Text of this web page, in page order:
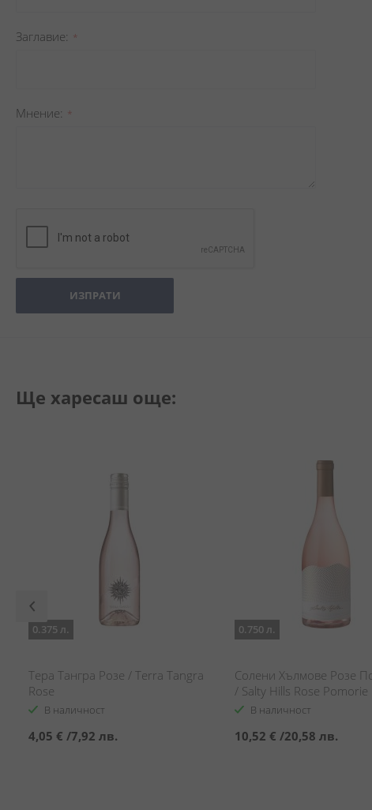
Заглавиe
Мнение
ИЗПРАТИ
Ще харесаш още:
0.375 л.
Тера Тангра Розе / Terra Tangra
Rose
В наличност
4,05 € /7,92 лв.
0.750 л.
Солени Хълмове Розе
/ Salty Hills Rose Pomorie
В наличност
10,52 € /20,58 лв.